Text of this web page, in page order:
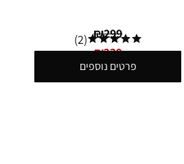
₪299
₪239
(2)
פרטים נוספים